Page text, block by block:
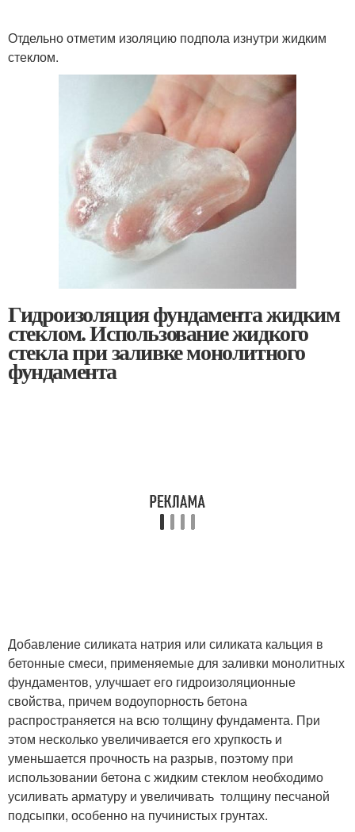
Отдельно отметим изоляцию подпола изнутри жидким
стеклом.
Гидроизоляция фундамента жидким
стеклом. Использование жидкого
стекла при заливке монолитного
фундамента
Добавление силиката натрия или силиката кальция в
бетонные смеси, применяемые для заливки монолитных
фундаментов, улучшает его гидроизоляционные
свойства, причем водоупорность бетона
распространяется на всю толщину фундамента. При
этом несколько увеличивается его хрупкость и
уменьшается прочность на разрыв, поэтому при
использовании бетона с жидким стеклом необходимо
усиливать арматуру и увеличивать толщину песчаной
подсыпки, особенно на пучинистых грунтах.